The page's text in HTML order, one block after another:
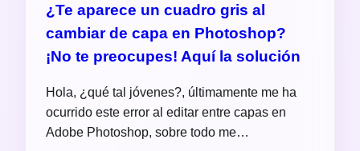
¿Te aparece un cuadro gris al
cambiar de capa en Photoshop?
¡No te preocupes! Aquí la solución
Hola, ¿qué tal jóvenes?, últimamente me ha
ocurrido este error al editar entre capas en
Adobe Photoshop, sobre todo me…